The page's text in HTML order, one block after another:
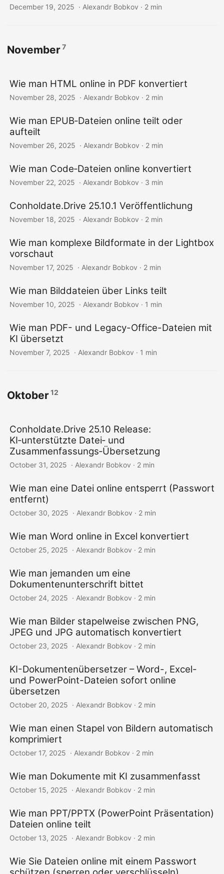
December 19, 2025 ‎ · Alexandr Bobkov · 2 min
November7
Wie man HTML online in PDF konvertiert
November 28, 2025 ‎ · Alexandr Bobkov · 2 min
Wie man EPUB‑Dateien online teilt oder
aufteilt
November 26, 2025 ‎ · Alexandr Bobkov · 2 min
Wie man Code‑Dateien online konvertiert
November 22, 2025 ‎ · Alexandr Bobkov · 3 min
Conholdate.Drive 25.10.1 Veröffentlichung
November 18, 2025 ‎ · Alexandr Bobkov · 2 min
Wie man komplexe Bildformate in der Lightbox
vorschaut
November 17, 2025 ‎ · Alexandr Bobkov · 2 min
Wie man Bilddateien über Links teilt
November 10, 2025 ‎ · Alexandr Bobkov · 1 min
Wie man PDF- und Legacy-Office-Dateien mit
KI übersetzt
November 7, 2025 ‎ · Alexandr Bobkov · 1 min
Oktober12
Conholdate.Drive 25.10 Release:
KI‑unterstützte Datei‑ und
Zusammenfassungs‑Übersetzung
October 31, 2025 ‎ · Alexandr Bobkov · 2 min
Wie man eine Datei online entsperrt (Passwort
entfernt)
October 30, 2025 ‎ · Alexandr Bobkov · 2 min
Wie man Word online in Excel konvertiert
October 25, 2025 ‎ · Alexandr Bobkov · 2 min
Wie man jemanden um eine
Dokumentenunterschrift bittet
October 24, 2025 ‎ · Alexandr Bobkov · 2 min
Wie man Bilder stapelweise zwischen PNG,
JPEG und JPG automatisch konvertiert
October 23, 2025 ‎ · Alexandr Bobkov · 2 min
KI-Dokumentenübersetzer – Word-, Excel-
und PowerPoint-Dateien sofort online
übersetzen
October 20, 2025 ‎ · Alexandr Bobkov · 2 min
Wie man einen Stapel von Bildern automatisch
komprimiert
October 17, 2025 ‎ · Alexandr Bobkov · 2 min
Wie man Dokumente mit KI zusammenfasst
October 15, 2025 ‎ · Alexandr Bobkov · 2 min
Wie man PPT/PPTX (PowerPoint Präsentation)
Dateien online teilt
October 13, 2025 ‎ · Alexandr Bobkov · 2 min
Wie Sie Dateien online mit einem Passwort